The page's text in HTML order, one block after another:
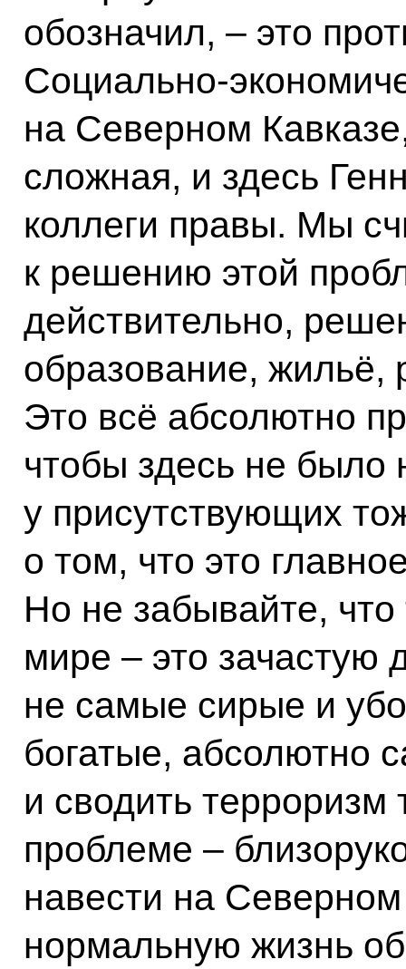
обозначил, – это
Социально-
на Северном
сложная, и здесь
коллеги правы. Мы
к решению этой
действительно,
образование, жильё,
Это всё абсолютно
чтобы здесь не было
у присутствующих
о том, что это
Но не забывайте,
мире – это зачастую
не самые сирые и
богатые, абсолютно
и сводить терроризм
проблеме –
навести на
нормальную жизнь